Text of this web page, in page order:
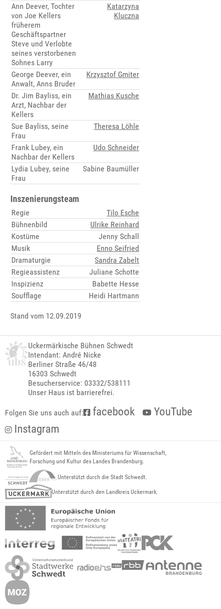
Ann Deever, Tochter
von Joe Kellers
früherem
Geschäftspartner
Steve und Verlobte
seines verstorbenen
Sohnes Larry
Katarzyna
Kluczna
George Deever, ein
Anwalt, Anns Bruder
Krzysztof Gmiter
Dr. Jim Bayliss, ein
Arzt, Nachbar der
Kellers
Mathias Kusche
Sue Bayliss, seine
Frau
Theresa Löhle
Frank Lubey, ein
Nachbar der Kellers
Udo Schneider
Lydia Lubey, seine
Frau
Sabine Baumüller
Inszenierungsteam
Regie
Tilo Esche
Bühnenbild
Ulrike Reinhard
Kostüme
Jenny Schall
Musik
Enno Seifried
Dramaturgie
Sandra Zabelt
Regieassistenz
Juliane Schotte
Inspizienz
Babette Hesse
Soufflage
Heidi Hartmann
Stand vom 12.09.2019
Uckermärkische Bühnen Schwedt
Intendant: André Nicke
Berliner Straße 46/48
16303 Schwedt
Besucherservice: 03332/538111
Unser Haus ist barrierefrei.
Folgen Sie uns auch auf: facebook
YouTube
Instagram
Gefördert mit Mitteln des Ministeriums für Wissenschaft,
Forschung und Kultur des Landes Brandenburg.
Unterstützt durch die Stadt Schwedt.
Unterstützt durch den Landkreis Uckermark.